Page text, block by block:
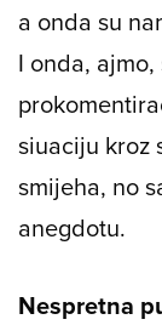
a onda su
I onda,
siuaciju kroz
smijeha, no
anegdotu.
Nespretna